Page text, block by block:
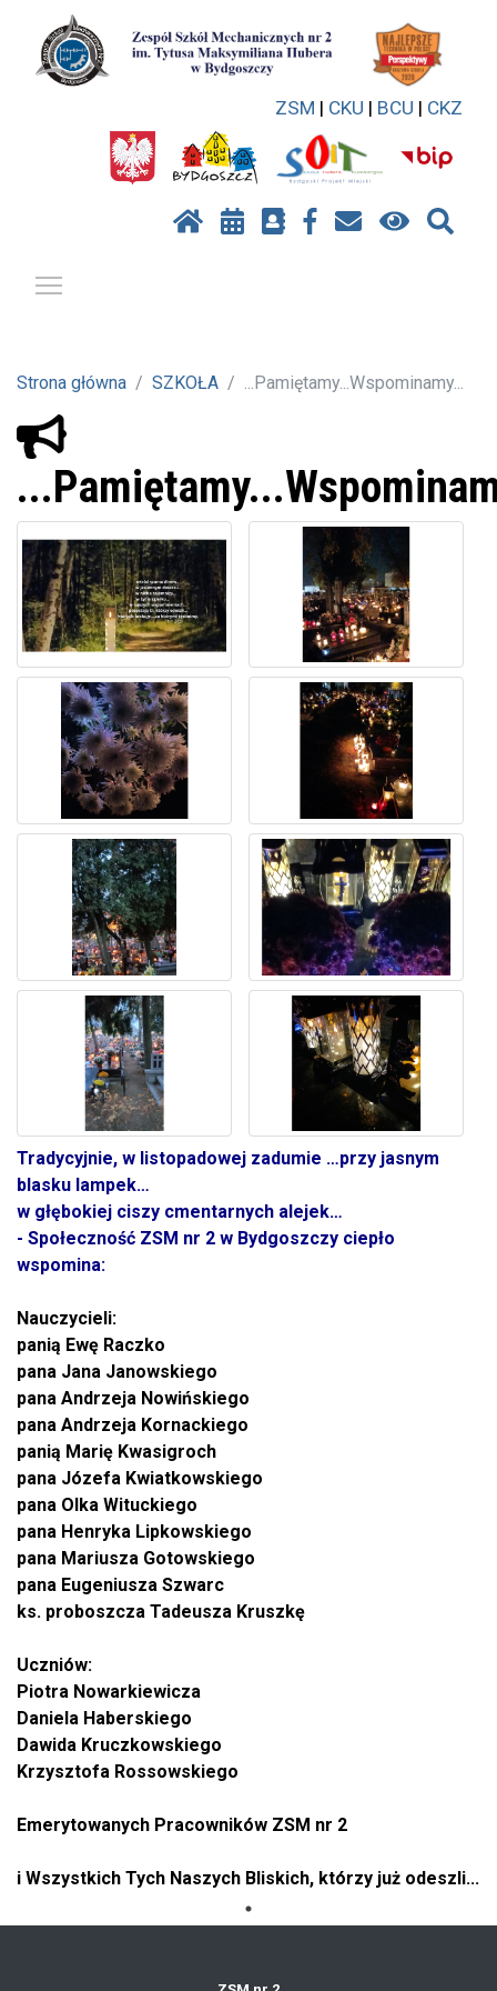
ZSM | CKU | BCU | CKZ
Strona główna SZKOŁA ...Pamiętamy...Wspominamy...
Tradycyjnie, w listopadowej zadumie …przy jasnym
blasku lampek…
w głębokiej ciszy cmentarnych alejek…
- Społeczność ZSM nr 2 w Bydgoszczy ciepło
wspomina:
Nauczycieli:
panią Ewę Raczko
pana Jana Janowskiego
pana Andrzeja Nowińskiego
pana Andrzeja Kornackiego
panią Marię Kwasigroch
pana Józefa Kwiatkowskiego
pana Olka Wituckiego
pana Henryka Lipkowskiego
pana Mariusza Gotowskiego
pana Eugeniusza Szwarc
ks. proboszcza Tadeusza Kruszkę
Uczniów:
Piotra Nowarkiewicza
Daniela Haberskiego
Dawida Kruczkowskiego
Krzysztofa Rossowskiego
Emerytowanych Pracowników ZSM nr 2
i Wszystkich Tych Naszych Bliskich, którzy już odeszli...